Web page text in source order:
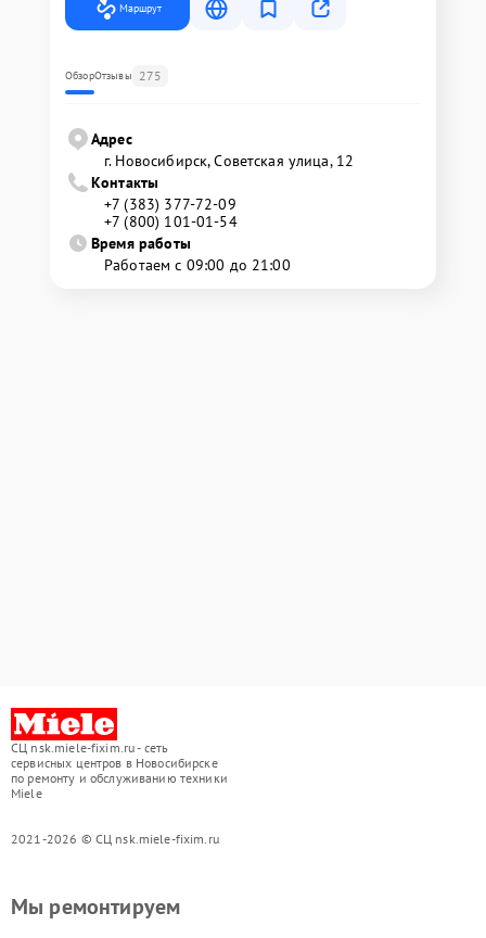
Маршрут
ОбзорОтзывы 275
Адрес
г. Новосибирск, Советская улица, 12
Контакты
+7 (383) 377-72-09
+7 (800) 101-01-54
Время работы
Работаем с 09:00 до 21:00
СЦ nsk.miele-fixim.ru - сеть
сервисных центров в Новосибирске
по ремонту и обслуживанию техники
Miele
2021-2026 © СЦ nsk.miele-fixim.ru
Мы ремонтируем